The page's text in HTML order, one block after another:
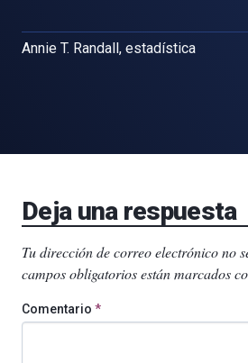
Annie T. Randall, estadística
Deja una respuesta
Tu dirección de correo electrónico no
campos obligatorios están marcados
Comentario *